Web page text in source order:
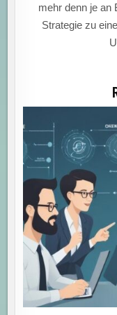
mehr denn je an
Strategie zu